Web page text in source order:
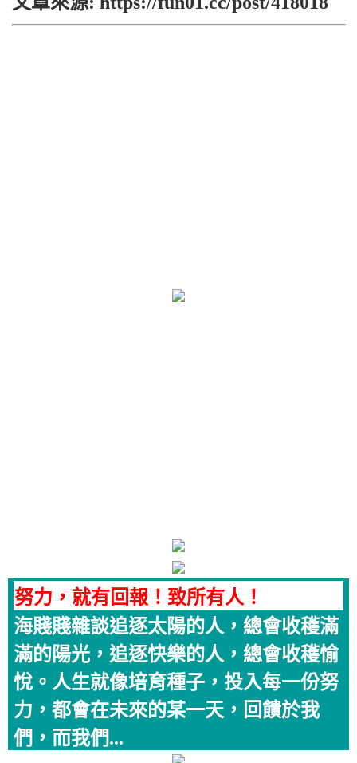
努力，就有回報！致所有人！
海賤賤雜談追逐太陽的人，總會收穫滿
滿的陽光，追逐快樂的人，總會收穫愉
悅。人生就像培育種子，投入每一份努
力，都會在未來的某一天，回饋於我
們，而我們...